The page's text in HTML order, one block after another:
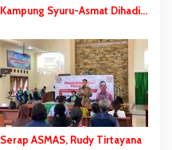
Kampung Syuru-Asmat Dihadiri
Serap ASMAS, Rudy Tirtayana